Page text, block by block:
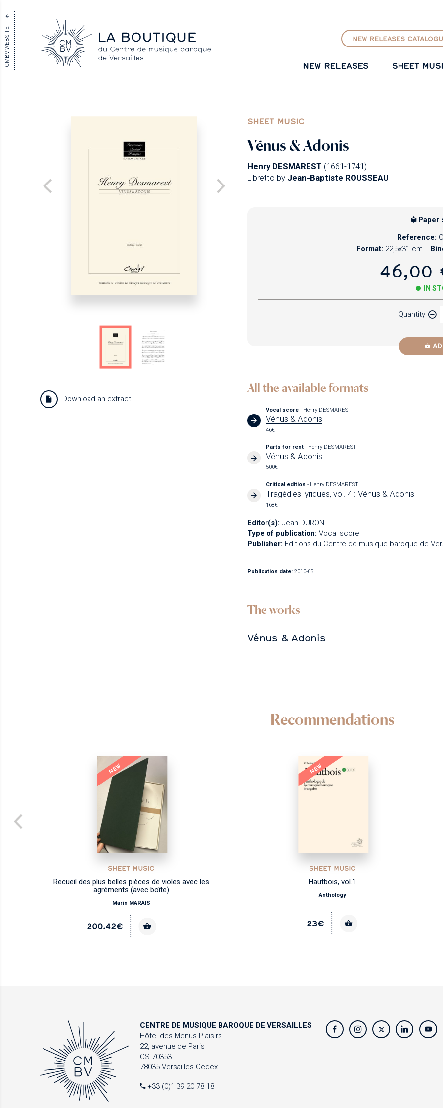
CMBV WEBSITE NEW RELEASES
NEW RELEASES SHEET
SHEET MUSIC
Vénus & Adonis
Henry DESMAREST (1661-1741)
Libretto by Jean-Baptiste ROUSSEAU
Download an extract
Paper
Reference:
Format: 22,5x31 cm
46,00
IN
Quantity
All the available formats
Vocal score- Henry DESMAREST
Vénus & Adonis
46€
Parts for rent- Henry DESMAREST
Vénus & Adonis
500€
Critical edition- Henry DESMAREST
Tragédies lyriques, vol. 4 : Vénus & Adonis
168€
Editor(s): Jean DURON
Type of publication: Vocal score
Publisher: Editions du Centre de musique baroque de
Publication date: 2010-05
The works
Vénus & Adonis
Recommendations
NEW
SHEET MUSIC
Recueil des plus belles pièces de violes avec les
agréments (avec boîte)
Marin MARAIS
200.42€
NEW
SHEET MUSIC
Hautbois, vol.1
Anthology
23€
CENTRE DE MUSIQUE BAROQUE DE VERSAILLES
Hôtel des Menus-Plaisirs
22, avenue de Paris
CS 70353
78035 Versailles Cedex
+33 (0)1 39 20 78 18